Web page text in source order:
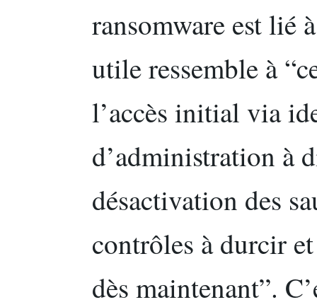
ransomware est lié
utile ressemble à
l’accès initial via
d’administration à
désactivation des
contrôles à durcir
dès maintenant”.